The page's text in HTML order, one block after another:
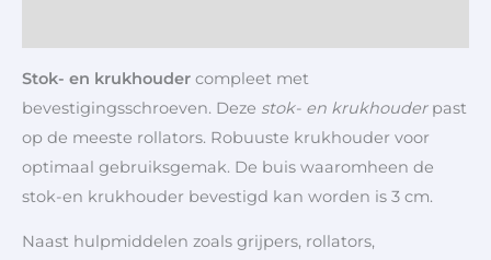
Stok- en krukhouder compleet met
bevestigingsschroeven. Deze stok- en krukhouderpast
op de meeste rollators. Robuuste krukhouder voor
optimaal gebruiksgemak. De buis waaromheen de
stok-en krukhouder bevestigd kan worden is 3 cm.
Naast hulpmiddelen zoals grijpers, rollators,